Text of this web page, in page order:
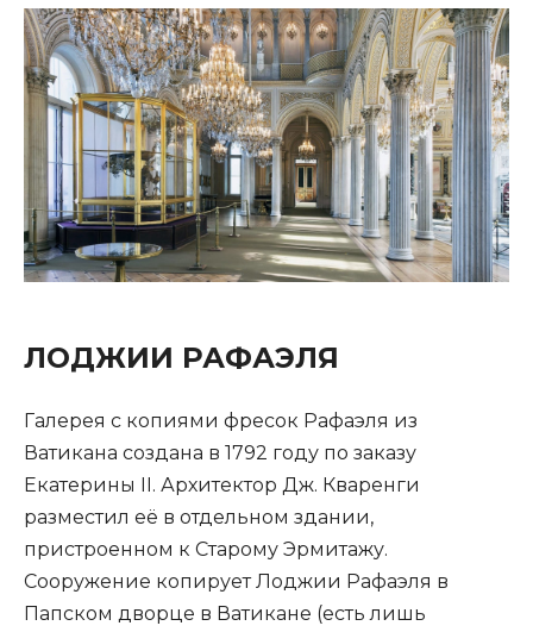
ЛОДЖИИ РАФАЭЛЯ
Галерея с копиями фресок Рафаэля из
Ватикана создана в 1792 году по заказу
Екатерины II. Архитектор Дж. Кваренги
разместил её в отдельном здании,
пристроенном к Старому Эрмитажу.
Сооружение копирует Лоджии Рафаэля в
Папском дворце в Ватикане (есть лишь